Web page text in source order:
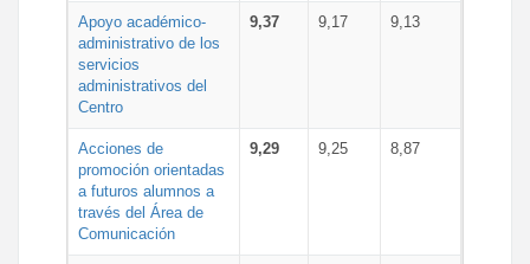
Apoyo académico-
administrativo de los
servicios
administrativos del
Centro
9,37 9,17 9,13
Acciones de
promoción orientadas
a futuros alumnos a
través del Área de
Comunicación
9,29 9,25 8,87